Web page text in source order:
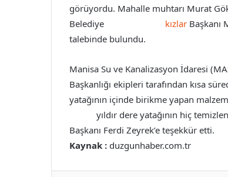
görüyordu. Mahalle muhtarı Murat
Belediye
kızlar Başkanı
talebinde bulundu.
Manisa Su ve Kanalizasyon İdaresi
Başkanlığı ekipleri tarafından kısa
yatağının içinde birikme yapan
yıldır dere yatağının hiç
Başkanı Ferdi Zeyrek’e teşekkür etti.
Kaynak : duzgunhaber.com.tr